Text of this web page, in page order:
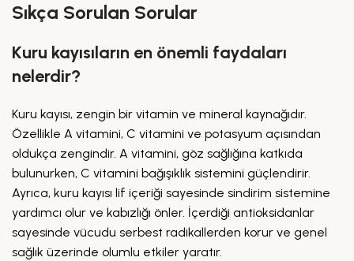
Sıkça Sorulan Sorular
Kuru kayısıların en önemli faydaları
nelerdir?
Kuru kayısı, zengin bir vitamin ve mineral kaynağıdır.
Özellikle A vitamini, C vitamini ve potasyum açısından
oldukça zengindir. A vitamini, göz sağlığına katkıda
bulunurken, C vitamini bağışıklık sistemini güçlendirir.
Ayrıca, kuru kayısı lif içeriği sayesinde sindirim sistemine
yardımcı olur ve kabızlığı önler. İçerdiği antioksidanlar
sayesinde vücudu serbest radikallerden korur ve genel
sağlık üzerinde olumlu etkiler yaratır.